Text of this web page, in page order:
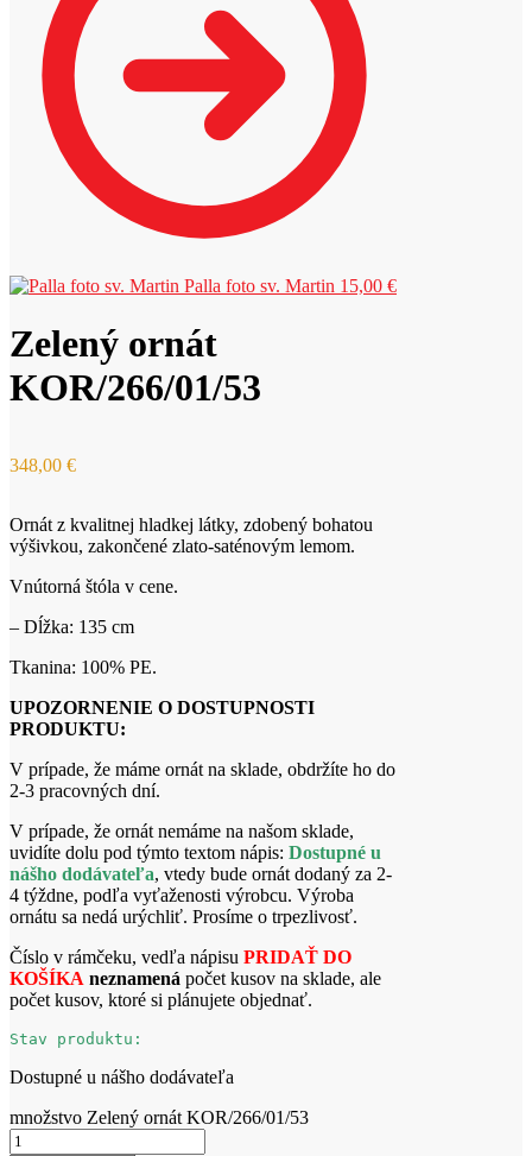
Palla foto sv. Martin 15,00 €
Zelený ornát
KOR/266/01/53
348,00 €
Ornát z kvalitnej hladkej látky, zdobený bohatou
výšivkou, zakončené zlato-saténovým lemom.
Vnútorná štóla v cene.
– Dĺžka: 135 cm
Tkanina: 100% PE.
UPOZORNENIE O DOSTUPNOSTI
PRODUKTU:
V prípade, že máme ornát na sklade, obdržíte ho do
2-3 pracovných dní.
V prípade, že ornát nemáme na našom sklade,
uvidíte dolu pod týmto textom nápis: Dostupné u
nášho dodávateľa, vtedy bude ornát dodaný za 2-
4 týždne, podľa vyťaženosti výrobcu. Výroba
ornátu sa nedá urýchliť. Prosíme o trpezlivosť.
Číslo v rámčeku, vedľa nápisu PRIDAŤ DO
KOŠÍKA neznamená počet kusov na sklade, ale
počet kusov, ktoré si plánujete objednať.
Stav produktu:
Dostupné u nášho dodávateľa
množstvo Zelený ornát KOR/266/01/53